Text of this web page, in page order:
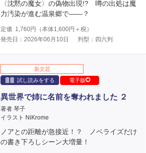
〈沈黙の魔女〉の偽物出現!? 噂の出処は魔
力汚染が進む温泉郷で――？
定価 1,760円（本体1,600円＋税）
発売日：2026年06月10日
判型：四六判
新文芸
試し読みをする
電子版
異世界で姉に名前を奪われました ２
著者 琴子
イラスト NiKrome
ノアとの距離が急接近！？ ノベライズだけ
の書き下ろしシーン大増量！